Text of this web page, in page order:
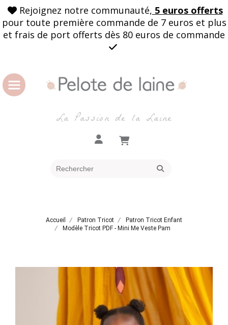
 Rejoignez notre communauté, 5 euros offerts
pour toute première commande de 7 euros et plus
et frais de port offerts dès 80 euros de commande

La Passion de la Laine
Accueil Patron Tricot
Patron Tricot Enfant
Modèle Tricot PDF - Mini Me Veste Pam